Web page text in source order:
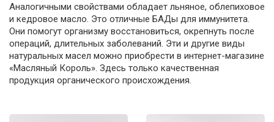
Аналогичными свойствами обладает льняное, облепиховое
и кедровое масло. Это отличные БАДы для иммунитета.
Они помогут организму восстановиться, окрепнуть после
операций, длительных заболеваний. Эти и другие виды
натуральных масел можно приобрести в интернет-магазине
«Масляный Король». Здесь только качественная
продукция органического происхождения.